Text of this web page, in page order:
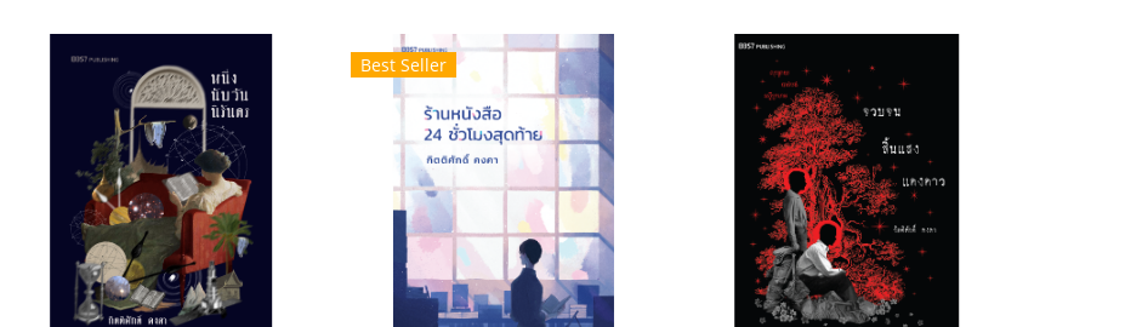
Best Seller